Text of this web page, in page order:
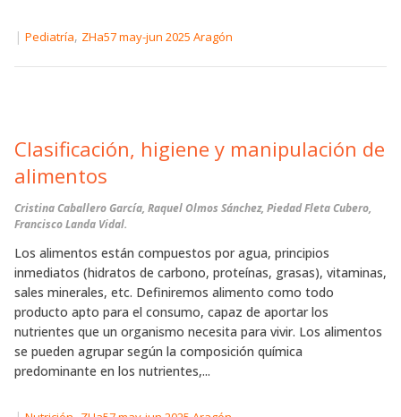
| Pediatría, ZHa57 may-jun 2025 Aragón
Clasificación, higiene y manipulación de
alimentos
Cristina Caballero García, Raquel Olmos Sánchez, Piedad Fleta Cubero,
Francisco Landa Vidal.
Los alimentos están compuestos por agua, principios
inmediatos (hidratos de carbono, proteínas, grasas), vitaminas,
sales minerales, etc. Definiremos alimento como todo
producto apto para el consumo, capaz de aportar los
nutrientes que un organismo necesita para vivir. Los alimentos
se pueden agrupar según la composición química
predominante en los nutrientes,...